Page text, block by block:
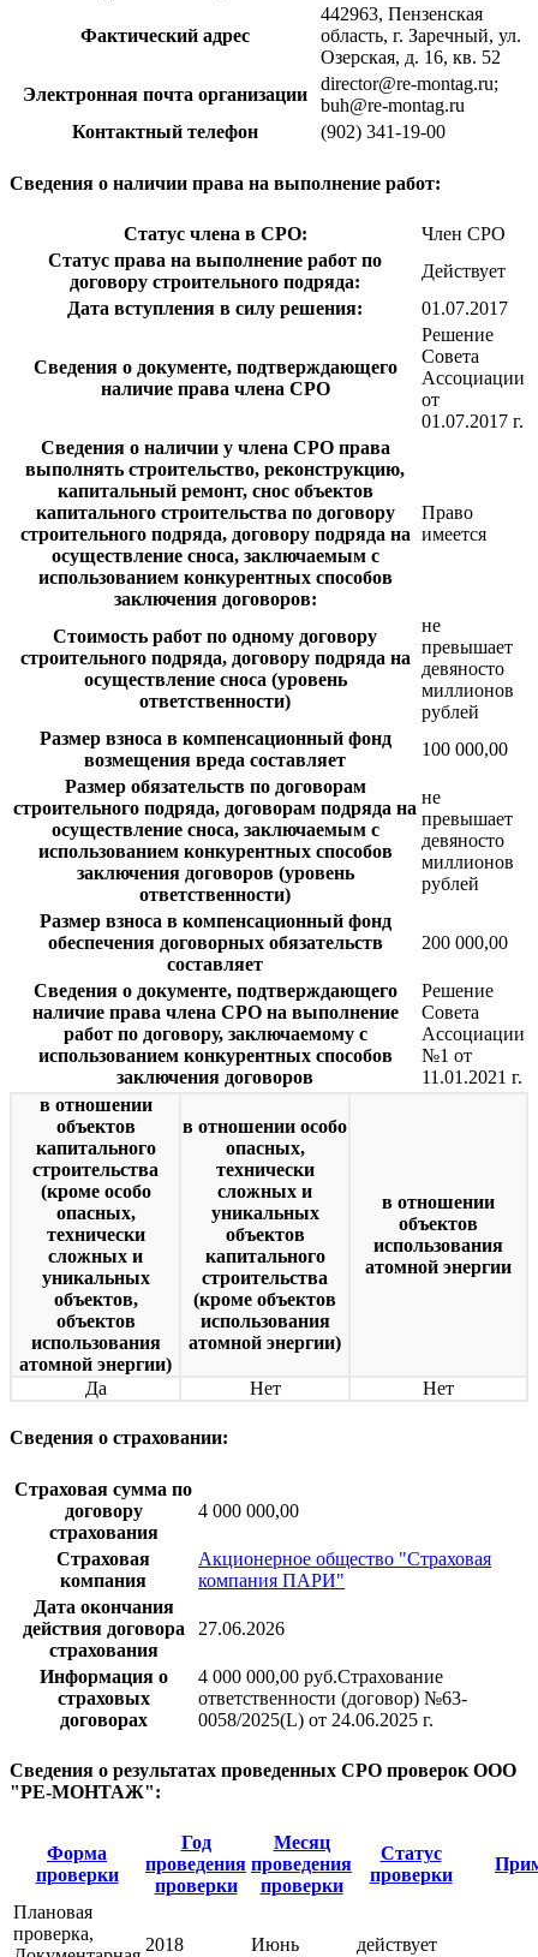
Фактический адрес
442963, Пензенская
область, г. Заречный, ул.
Озерская, д. 16, кв. 52
Электронная почта организации
director@re-montag.ru;
buh@re-montag.ru
Контактный телефон
(902) 341-19-00
Сведения о наличии права на выполнение работ:
Статус члена в СРО:
Член СРО
Статус права на выполнение работ по
договору строительного подряда:
Действует
Дата вступления в силу решения:
01.07.2017
Сведения о документе, подтверждающего
наличие права члена СРО
Решение
Совета
Ассоциации
от
01.07.2017 г.
Сведения о наличии у члена СРО права
выполнять строительство, реконструкцию,
капитальный ремонт, снос объектов
капитального строительства по договору
строительного подряда, договору подряда на
осуществление сноса, заключаемым с
использованием конкурентных способов
заключения договоров:
Право
имеется
Стоимость работ по одному договору
строительного подряда, договору подряда на
осуществление сноса (уровень
ответственности)
не
превышает
девяносто
миллионов
рублей
Размер взноса в компенсационный фонд
возмещения вреда составляет
100 000,00
Размер обязательств по договорам
строительного подряда, договорам подряда на
осуществление сноса, заключаемым с
использованием конкурентных способов
заключения договоров (уровень
ответственности)
не
превышает
девяносто
миллионов
рублей
Размер взноса в компенсационный фонд
обеспечения договорных обязательств
составляет
200 000,00
Сведения о документе, подтверждающего
наличие права члена СРО на выполнение
работ по договору, заключаемому с
использованием конкурентных способов
заключения договоров
Решение
Совета
Ассоциации
№1 от
11.01.2021 г.
в отношении
объектов
капитального
строительства
(кроме особо
опасных,
технически
сложных и
уникальных
объектов,
объектов
использования
атомной энергии)
в отношении особо
опасных,
технически
сложных и
уникальных
объектов
капитального
строительства
(кроме объектов
использования
атомной энергии)
в отношении
объектов
использования
атомной энергии
Да Нет Нет
Сведения о страховании:
Страховая сумма по
договору
страхования
4 000 000,00
Страховая
компания
Акционерное общество "Страховая
компания ПАРИ"
Дата окончания
действия договора
страхования
27.06.2026
Информация о
страховых
договорах
4 000 000,00 руб.Страхование
ответственности (договор) №63-
0058/2025(L) от 24.06.2025 г.
Сведения о результатах проведенных СРО проверок ООО
"РЕ-МОНТАЖ":
Форма
проверки
Год
проведения
проверки
Месяц
проведения
проверки
Статус
проверки
Плановая
проверка,
2018 Июнь действует